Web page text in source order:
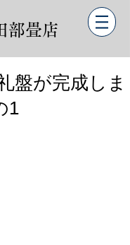
部畳店
盤が完成しま
1